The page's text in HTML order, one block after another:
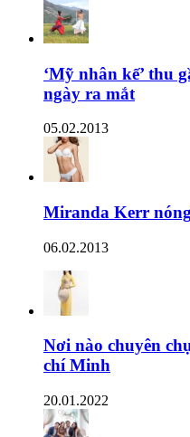
‘Mỹ nhân kế’ thu
ngày ra mắt
05.02.2013
Miranda Kerr
06.02.2013
Nơi nào chuyên
chí Minh
20.01.2022